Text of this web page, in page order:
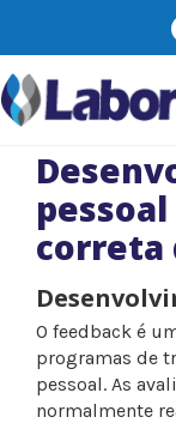
conteúdo
correta
O feedback é
programas de
pessoal. As
normalmente